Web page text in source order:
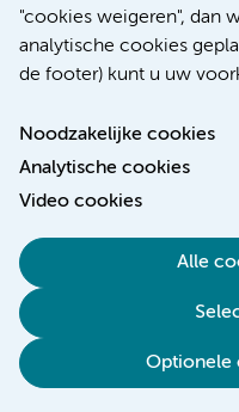
"cookies weigeren", dan
analytische cookies
de footer) kunt u uw
Noodzakelijke cookies
Analytische cookies
Video cookies
Alle
Optionele
Verwijzen &
Toegankelijkheidsverklaring
Cookieverklaring